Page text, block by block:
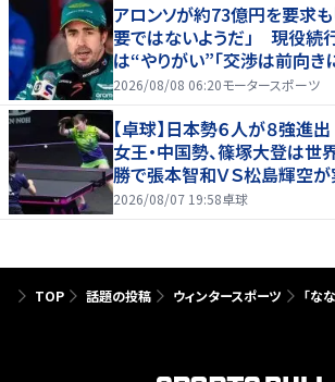
アロンソが約73億円を要求
要ではないようだ」 現役続
は“やりがい”「交渉は前向き
2026/08/08 06:20モータースポーツ
【卓球】日本勢６人が８強
女王・中国勢、篠塚大登は
勝で張本智和ＶＳ松島輝空が
2026/08/07 19:58卓球
TOP 話題の投稿 ウィンタースポーツ 「な